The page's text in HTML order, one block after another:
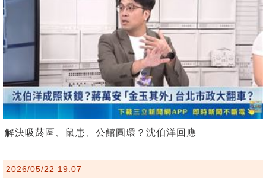
解決吸菸區、鼠患、公館圓環？沈伯洋回應
2026/05/22 19:07